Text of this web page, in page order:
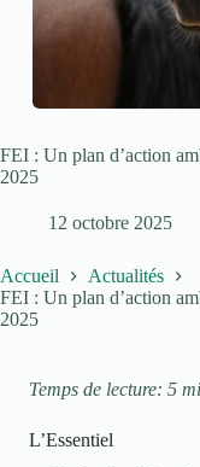
FEI : Un plan d’action
2025
12 octobre 2025
Accueil
Actualités
FEI : Un plan d’action
2025
Temps de lecture: 5
L’Essentiel